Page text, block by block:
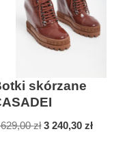
skórzane
zł 3 240,30zł